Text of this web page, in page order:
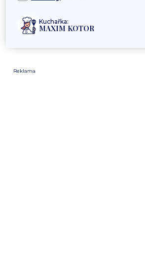
Kuchařka:
MAXIM KOTOR
Reklama